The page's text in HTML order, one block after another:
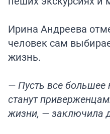
Ирина Андреева
человек сам
жизнь.
— Пусть все большее
станут
жизни, — заключила